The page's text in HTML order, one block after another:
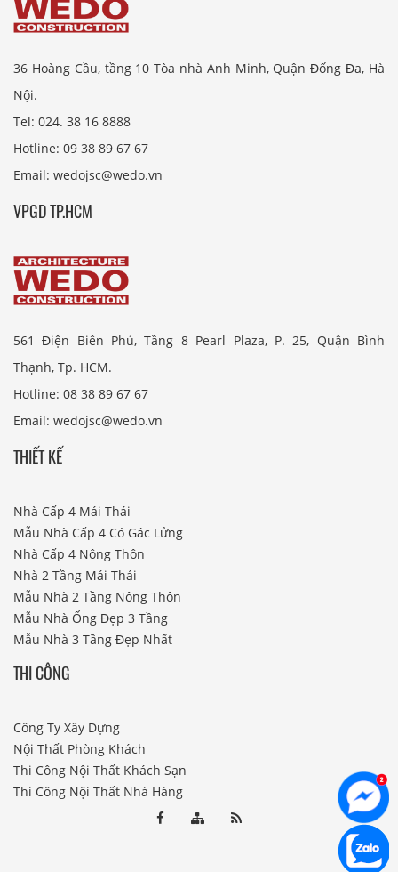
36 Hoàng Cầu, tầng 10 Tòa nhà Anh Minh, Quận Đống Đa, Hà
Nội.
Tel: 024. 38 16 8888
Hotline: 09 38 89 67 67
Email: wedojsc@wedo.vn
VPGD TP.HCM
561 Điện Biên Phủ, Tầng 8 Pearl Plaza, P. 25, Quận Bình
Thạnh, Tp. HCM.
Hotline: 08 38 89 67 67
Email: wedojsc@wedo.vn
THIẾT KẾ
Nhà Cấp 4 Mái Thái
Mẫu Nhà Cấp 4 Có Gác Lửng
Nhà Cấp 4 Nông Thôn
Nhà 2 Tầng Mái Thái
Mẫu Nhà 2 Tầng Nông Thôn
Mẫu Nhà Ống Đẹp 3 Tầng
Mẫu Nhà 3 Tầng Đẹp Nhất
THI CÔNG
Công Ty Xây Dựng
Nội Thất Phòng Khách
Thi Công Nội Thất Khách Sạn
Thi Công Nội Thất Nhà Hàng